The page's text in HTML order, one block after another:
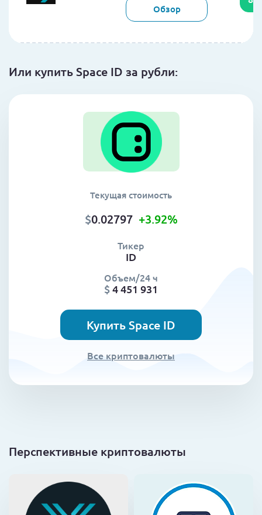
Обзор
Или купить Space ID за рубли:
Текущая стоимость
$0.02797 +3.92%
Тикер
ID
Объем/24 ч
$4 451 931
Купить Space ID
Все криптовалюты
Перспективные криптовалюты